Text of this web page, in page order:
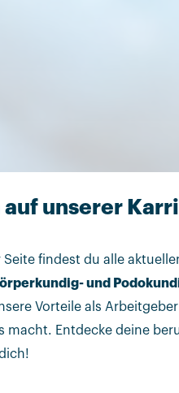
auf unserer
findest du alle
und
Vorteile als
macht. Entdecke deine